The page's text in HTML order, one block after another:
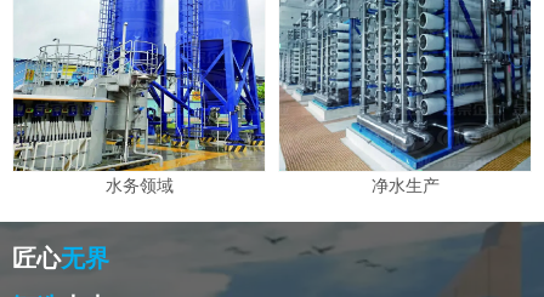
水务领域 净水生产
匠心无界